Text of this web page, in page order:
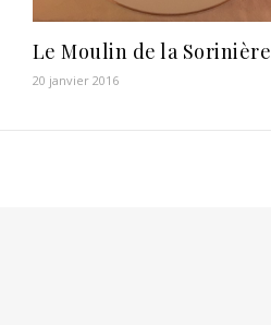
Le Moulin de la Sorinière
20 janvier 2016